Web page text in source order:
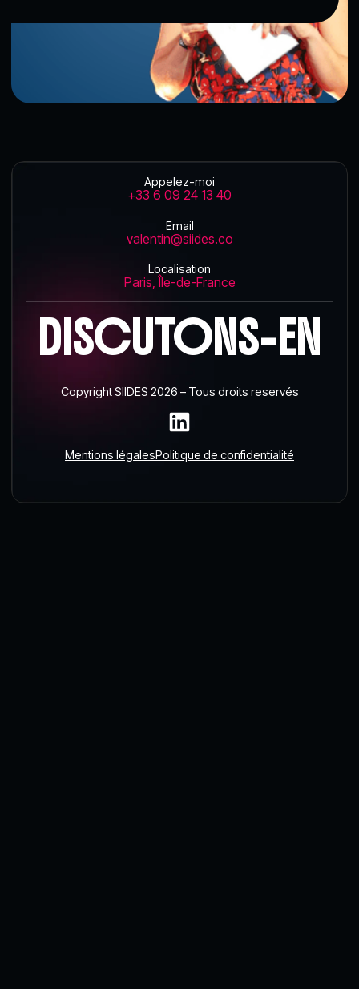
Appelez-moi
+33 6 09 24 13 40
Email
valentin@siides.co
Localisation
Paris, Île-de-France
DISCUTONS-EN
Copyright SIIDES 2026 – Tous droits reservés
Mentions légalesPolitique de confidentialité